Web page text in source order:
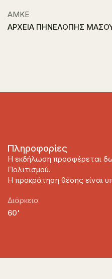
ΑΜΚΕ
ΑΡΧΕΙΑ ΠΗΝΕΛΟΠΗΣ
Πληροφορίες
Η εκδήλωση προσφέρεται
Πολιτισμού.
Η προκράτηση θέσης είναι
Διάρκεια
60'